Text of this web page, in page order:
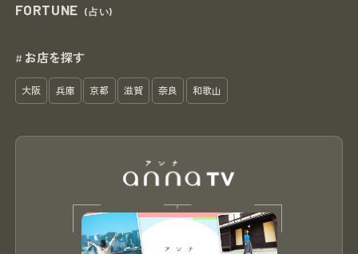
FORTUNE (占い)
# お店を探す
大阪 兵庫 京都 滋賀 奈良 和歌山